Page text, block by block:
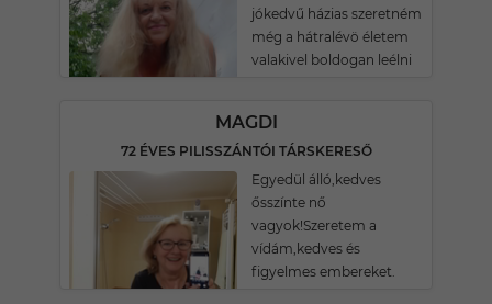
jókedvű házias szeretném
még a hátralévö életem
valakivel boldogan leélni
MAGDI
72 ÉVES PILISSZÁNTÓI TÁRSKERESŐ
Egyedül álló,kedves
ősszínte nő
vagyok!Szeretem a
vídám,kedves és
figyelmes embereket.